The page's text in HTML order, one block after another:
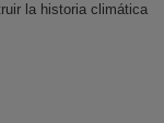
la historia climática